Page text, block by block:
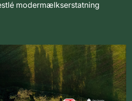
modermælkserstatning